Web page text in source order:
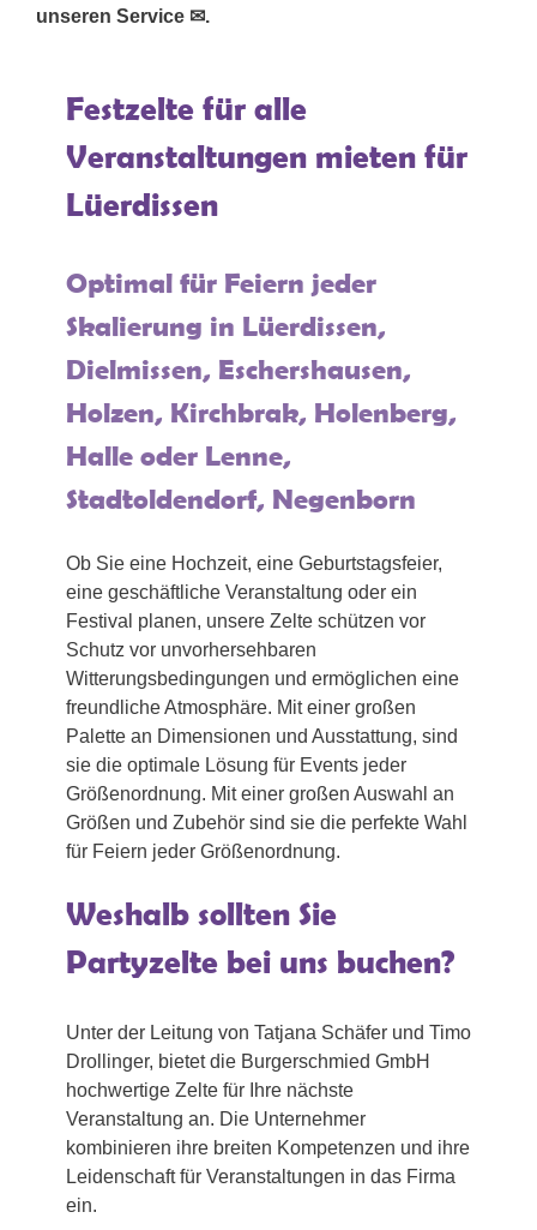
unseren Service ✉.
Festzelte für alle
Veranstaltungen mieten für
Lüerdissen
Optimal für Feiern jeder
Skalierung in Lüerdissen,
Dielmissen, Eschershausen,
Holzen, Kirchbrak, Holenberg,
Halle oder Lenne,
Stadtoldendorf, Negenborn
Ob Sie eine Hochzeit, eine Geburtstagsfeier,
eine geschäftliche Veranstaltung oder ein
Festival planen, unsere Zelte schützen vor
Schutz vor unvorhersehbaren
Witterungsbedingungen und ermöglichen eine
freundliche Atmosphäre. Mit einer großen
Palette an Dimensionen und Ausstattung, sind
sie die optimale Lösung für Events jeder
Größenordnung. Mit einer großen Auswahl an
Größen und Zubehör sind sie die perfekte Wahl
für Feiern jeder Größenordnung.
Weshalb sollten Sie
Partyzelte bei uns buchen?
Unter der Leitung von Tatjana Schäfer und Timo
Drollinger, bietet die Burgerschmied GmbH
hochwertige Zelte für Ihre nächste
Veranstaltung an. Die Unternehmer
kombinieren ihre breiten Kompetenzen und ihre
Leidenschaft für Veranstaltungen in das Firma
ein.